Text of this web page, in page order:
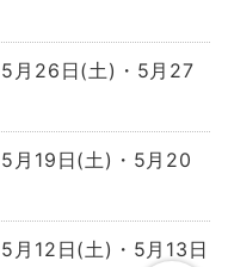
26日(土)・5月27
19日(土)・5月20
12日(土)・5月13日